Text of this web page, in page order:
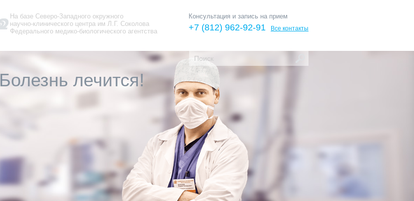
На базе Северо-Западного окружного
научно-клинического центра им Л.Г. Соколова
Федерального медико-биологического агентства
Консультация и запись на прием
+7 (812) 962-92-91 Все контакты
Болезнь лечится!